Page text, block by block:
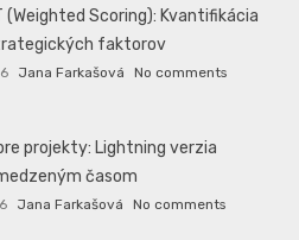
(Weighted Scoring): Kvantifikácia
faktorov
Jana Farkašová No comments
projekty: Lightning verzia
časom
Jana Farkašová No comments